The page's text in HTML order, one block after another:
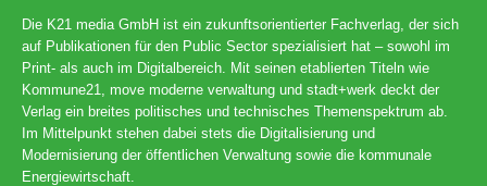
Die K21 media GmbH ist ein zukunftsorientierter Fachverlag, der sich
auf Publikationen für den Public Sector spezialisiert hat – sowohl im
Print- als auch im Digitalbereich. Mit seinen etablierten Titeln wie
Kommune21, move moderne verwaltung und stadt+werk deckt der
Verlag ein breites politisches und technisches Themenspektrum ab.
Im Mittelpunkt stehen dabei stets die Digitalisierung und
Modernisierung der öffentlichen Verwaltung sowie die kommunale
Energiewirtschaft.